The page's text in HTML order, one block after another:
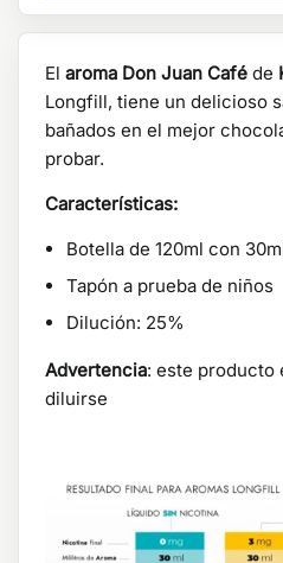
El aroma Don Juan Café de
Longfill, tiene un delicioso
bañados en el mejor
probar.
Características:
Botella de 120ml con
Tapón a prueba de niños
Dilución: 25%
Advertencia: este producto
diluirse